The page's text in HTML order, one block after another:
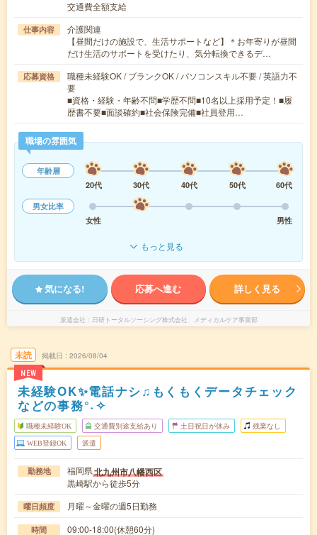
交通費全額支給
仕事内容
介護関連
【昼間だけの施設で、生活サポートなど】＊お年寄りが昼間
だけ生活のサポートを受けたり、気分転換できるデ…
応募資格
職種未経験OK / ブランクOK / パソコンスキル不要 / 英語力不
要
■資格・経験・年齢不問■学歴不問■10名以上採用予定！■履
歴書不要■面談確約■社会保険完備■社員登用…
職場の雰囲気
年齢層
20代
30代 40代 50代
60代
男女比率
女性
男性
もっと見る
気になる! 応募へ進む 詳しく見る
派遣会社 日研トータルソーシング株式会社 メディカルケア事業部
未読
NEW
掲載日 2026/08/04
未経験OK✨電話ナシ♫もくもくデータチェック
などの事務°˖✧
職種未経験OK 交通費別途支給あり 土日祝日が休み 残業なし
WEB登録OK 派遣
勤務地 福岡県北九州市八幡西区
黒崎駅から徒歩5分
曜日頻度 月曜～金曜の週5日勤務
時間 09:00-18:00(休憩60分)